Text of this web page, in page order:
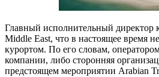
Главный исполнительный
Middle East, что в настоящее время
курортом. По его словам,
компании, либо сторонняя
предстоящем мероприятии Arabian